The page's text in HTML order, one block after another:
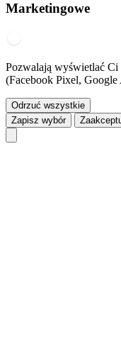
Marketingowe
Pozwalają wyświetlać Ci
(Facebook Pixel,
Odrzuć wszystkie
Zapisz wybór